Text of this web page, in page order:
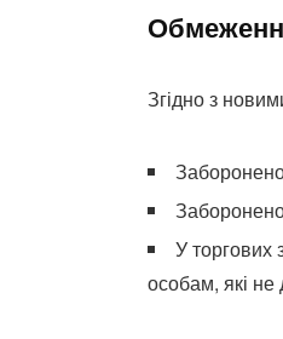
Згідно з
У торгових
особам, які не